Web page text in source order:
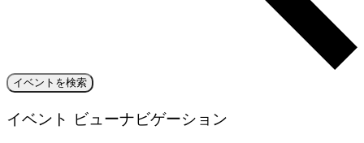
イベントを検索
イベント ビューナビゲーション